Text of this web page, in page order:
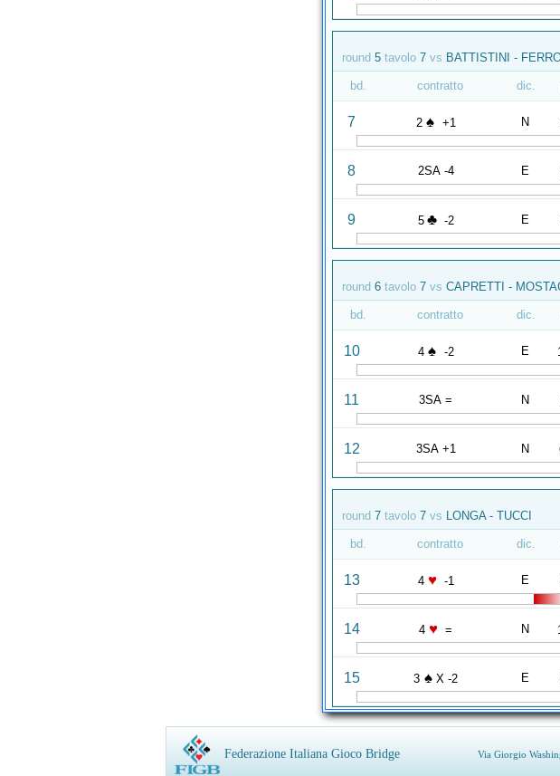
round 5 tavolo 7 vs BATTISTINI -
bd. contratto dic.
7 2 ♠ +1 N
8 2SA -4 E
9 5 ♣ -2 E
round 6 tavolo 7 vs CAPRETTI -
bd. contratto dic.
10 4 ♠ -2 E
11 3SA = N
12 3SA +1 N
round 7 tavolo 7 vs LONGA - TUCCI
bd. contratto dic.
13 4 ♥ -1 E
14 4 ♥ = N
15 3 ♠ X -2 E
Federazione Italiana Gioco Bridge Via Giorgio